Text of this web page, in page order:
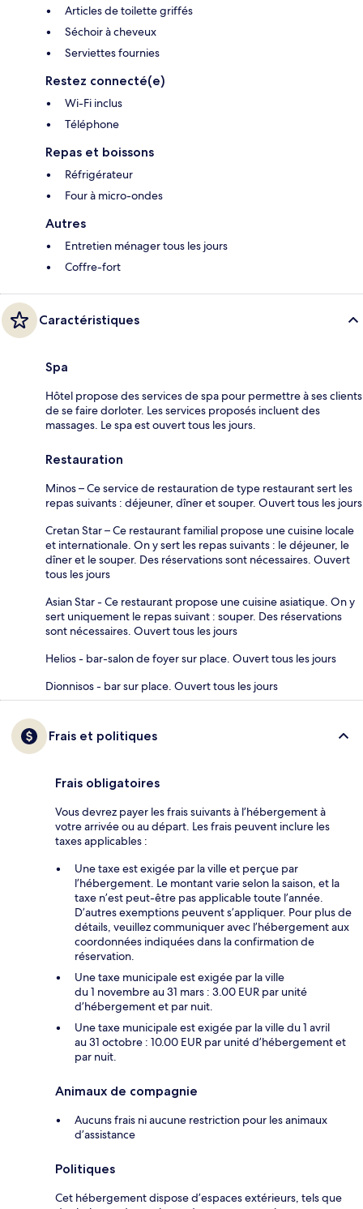
Articles de toilette griffés
Séchoir à cheveux
Serviettes fournies
Restez connecté(e)
Wi-Fi inclus
Téléphone
Repas et boissons
Réfrigérateur
Four à micro-ondes
Autres
Entretien ménager tous les jours
Coffre-fort
Caractéristiques
Spa
Hôtel propose des services de spa pour permettre à ses clients
de se faire dorloter. Les services proposés incluent des
massages. Le spa est ouvert tous les jours.
Restauration
Minos – Ce service de restauration de type restaurant sert les
repas suivants : déjeuner, dîner et souper. Ouvert tous les jours
Cretan Star – Ce restaurant familial propose une cuisine locale
et internationale. On y sert les repas suivants : le déjeuner, le
dîner et le souper. Des réservations sont nécessaires. Ouvert
tous les jours
Asian Star - Ce restaurant propose une cuisine asiatique. On y
sert uniquement le repas suivant : souper. Des réservations
sont nécessaires. Ouvert tous les jours
Helios - bar-salon de foyer sur place. Ouvert tous les jours
Dionnisos - bar sur place. Ouvert tous les jours
Frais et politiques
Frais obligatoires
Vous devrez payer les frais suivants à l’hébergement à
votre arrivée ou au départ. Les frais peuvent inclure les
taxes applicables :
Une taxe est exigée par la ville et perçue par
l’hébergement. Le montant varie selon la saison, et la
taxe n’est peut-être pas applicable toute l’année.
D’autres exemptions peuvent s’appliquer. Pour plus de
détails, veuillez communiquer avec l’hébergement aux
coordonnées indiquées dans la confirmation de
réservation.
Une taxe municipale est exigée par la ville
du 1 novembre au 31 mars : 3.00 EUR par unité
d’hébergement et par nuit.
Une taxe municipale est exigée par la ville du 1 avril
au 31 octobre : 10.00 EUR par unité d’hébergement et
par nuit.
Animaux de compagnie
Aucuns frais ni aucune restriction pour les animaux
d’assistance
Politiques
Cet hébergement dispose d’espaces extérieurs, tels que